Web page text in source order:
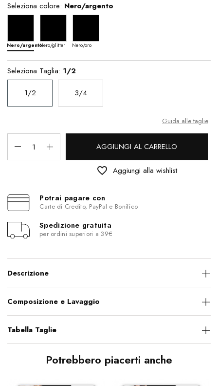
Seleziona colore: Nero/argento
Nero/argentoNero/glitter Nero/oro
Seleziona Taglia: 1/2
1/2 3/4
Guida alle taglie
AGGIUNGI AL CARRELLO
favorite_border Aggiungi alla wishlist
Potrai pagare con
Carte di Credito, PayPal e Bonifico
Spedizione gratuita
per ordini superiori a 39€
Descrizione
Composizione e Lavaggio
Tabella Taglie
Potrebbero piacerti anche